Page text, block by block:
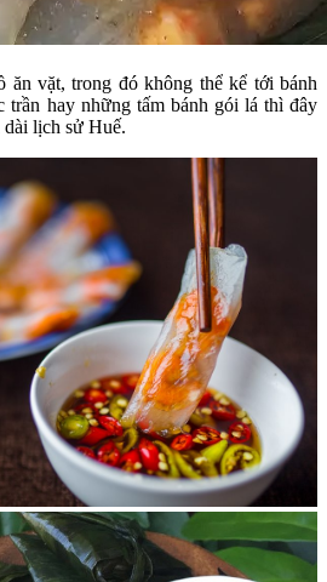
ăn vặt, trong đó không thể kể tới bánh
trần hay những tấm bánh gói lá thì đây
lịch sử Huế.